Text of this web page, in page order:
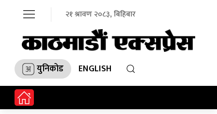
२१ श्रावण २०८३, बिहिबार
युनिकोड ENGLISH